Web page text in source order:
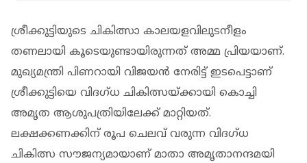
ശ്രീക്കുട്ടിയുടെ ചികിത്സാ കാലയളവിലുടനീളം
തണലായി കൂടെയുണ്ടായിരുന്നത് അമ്മ പ്രിയയാണ്.
മുഖ്യമന്ത്രി പിണറായി വിജയൻ നേരിട്ട് ഇടപെട്ടാണ്
ശ്രീക്കുട്ടിയെ വിദഗ്ധ ചികിത്സയ്ക്കായി കൊച്ചി
അമൃത ആശുപത്രിയിലേക്ക് മാറ്റിയത്.
ലക്ഷക്കണക്കിന് രൂപ ചെലവ് വരുന്ന വിദഗ്ധ
ചികിത്സ സൗജന്യമായാണ് മാതാ അമൃതാനന്ദമയി